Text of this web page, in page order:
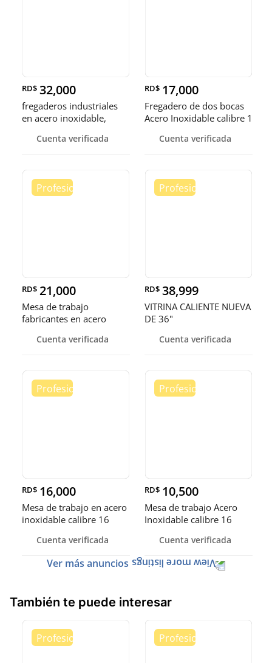
RD$ 32,000
fregaderos industriales
en acero inoxidable,
Cuenta verificada
RD$ 17,000
Fregadero de dos bocas
Acero Inoxidable calibre 1
Cuenta verificada
RD$ 21,000
Mesa de trabajo
fabricantes en acero
Cuenta verificada
RD$ 38,999
VITRINA CALIENTE NUEVA
DE 36"
Cuenta verificada
RD$ 16,000
Mesa de trabajo en acero
inoxidable calibre 16
Cuenta verificada
RD$ 10,500
Mesa de trabajo Acero
Inoxidable calibre 16
Cuenta verificada
Ver más anuncios
También te puede interesar